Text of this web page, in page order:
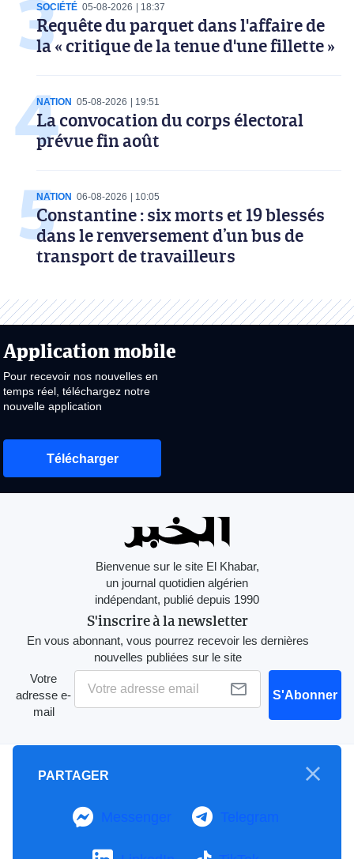
SOCIÉTÉ 05-08-2026 18:37
Requête du parquet dans l'affaire de
la « critique de la tenue d'une fillette »
NATION 05-08-2026 19:51
La convocation du corps électoral
prévue fin août
NATION 06-08-2026 10:05
Constantine : six morts et 19 blessés
dans le renversement d’un bus de
transport de travailleurs
Application mobile
Pour recevoir nos nouvelles en
temps réel, téléchargez notre
nouvelle application
Télécharger
Bienvenue sur le site El Khabar,
un journal quotidien algérien
indépendant, publié depuis 1990
S'inscrire à la newsletter
En vous abonnant, vous pourrez recevoir les dernières
nouvelles publiées sur le site
Votre
adresse e-
mail
S'Abonner
A propos
Notre Charte
Contactez-nous
PARTAGER
Messenger Telegram